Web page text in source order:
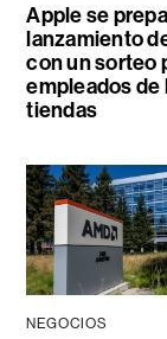
Apple se
lanzamiento
con un sorteo
empleados de
tiendas
NEGOCIOS